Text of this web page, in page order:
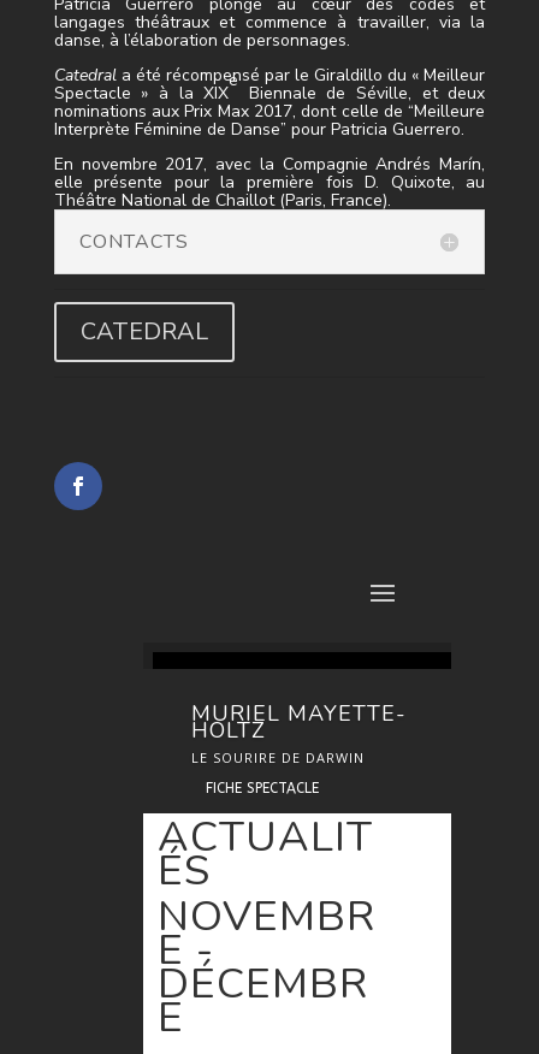
langages théâtraux et commence à travailler, via la
danse, à l’élaboration de personnages.
Catedrala été récompensé par le Giraldillo du « Meilleur
Spectacle » à la XIX
e
Biennale de Séville, et deux
nominations aux Prix Max 2017, dont celle de “Meilleure
Interprète Féminine de Danse” pour Patricia Guerrero.
En novembre 2017, avec la Compagnie Andrés Marín,
elle présente pour la première fois D. Quixote, au
Théâtre National de Chaillot (Paris, France).
CONTACTS
CATEDRAL
MURIEL MAYETTE-
HOLTZ
LE SOURIRE DE DARWIN
FICHE SPECTACLE
ACTUALIT
ÉS
NOVEMBR
E -
DÉCEMBR
E